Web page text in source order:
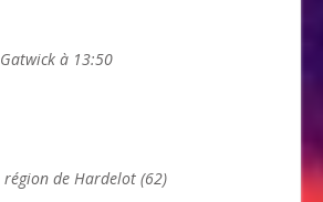
Gatwick à 13:50
région de Hardelot (62)